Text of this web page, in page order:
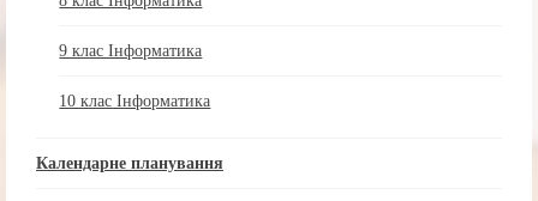
9 клас Інформатика
10 клас Інформатика
Календарне планування